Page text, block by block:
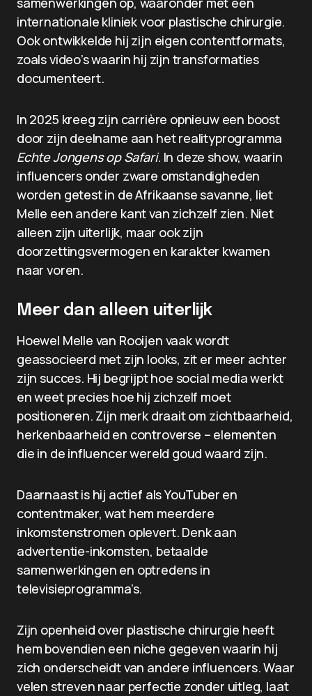
internationale kliniek voor plastische chirurgie.
Ook ontwikkelde hij zijn eigen contentformats,
zoals video’s waarin hij zijn transformaties
documenteert.
In 2025 kreeg zijn carrière opnieuw een boost
door zijn deelname aan het realityprogramma
Echte Jongens op Safari. In deze show, waarin
influencers onder zware omstandigheden
worden getest in de Afrikaanse savanne, liet
Melle een andere kant van zichzelf zien. Niet
alleen zijn uiterlijk, maar ook zijn
doorzettingsvermogen en karakter kwamen
naar voren.
Meer dan alleen uiterlijk
Hoewel Melle van Rooijen vaak wordt
geassocieerd met zijn looks, zit er meer achter
zijn succes. Hij begrijpt hoe social media werkt
en weet precies hoe hij zichzelf moet
positioneren. Zijn merk draait om zichtbaarheid,
herkenbaarheid en controverse – elementen
die in de influencer wereld goud waard zijn.
Daarnaast is hij actief als YouTuber en
contentmaker, wat hem meerdere
inkomstenstromen oplevert. Denk aan
advertentie-inkomsten, betaalde
samenwerkingen en optredens in
televisieprogramma’s.
Zijn openheid over plastische chirurgie heeft
hem bovendien een niche gegeven waarin hij
zich onderscheidt van andere influencers. Waar
velen streven naar perfectie zonder uitleg, laat